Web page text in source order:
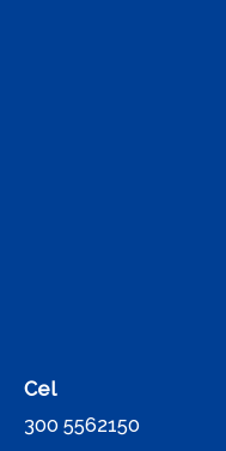
Cel
300 5562150